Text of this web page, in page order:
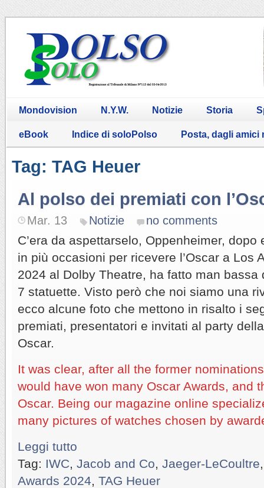
Mondovision N.Y.W. Notizie Storia
eBook Indice di soloPolso Posta, dagli amici
Tag: TAG Heuer
Al polso dei premiati con
Mar. 13 Notizie no comments
C’era da aspettarselo, Oppenheimer,
in più occasioni per ricevere l’Oscar a Los
2024 al Dolby Theatre, ha fatto man bassa
7 statuette. Visto però che noi siamo una
ecco alcune foto che mettono in risalto i
premiati, presentatori e invitati al party
Oscar.
It was clear, after all the former
would have won many Oscar Awards, and
Oscar. Being our magazine online
many pictures of watches chosen by
Leggi tutto
Tag: IWC Jacob and Co Jaeger-LeCoultre
Awards 2024 TAG Heuer